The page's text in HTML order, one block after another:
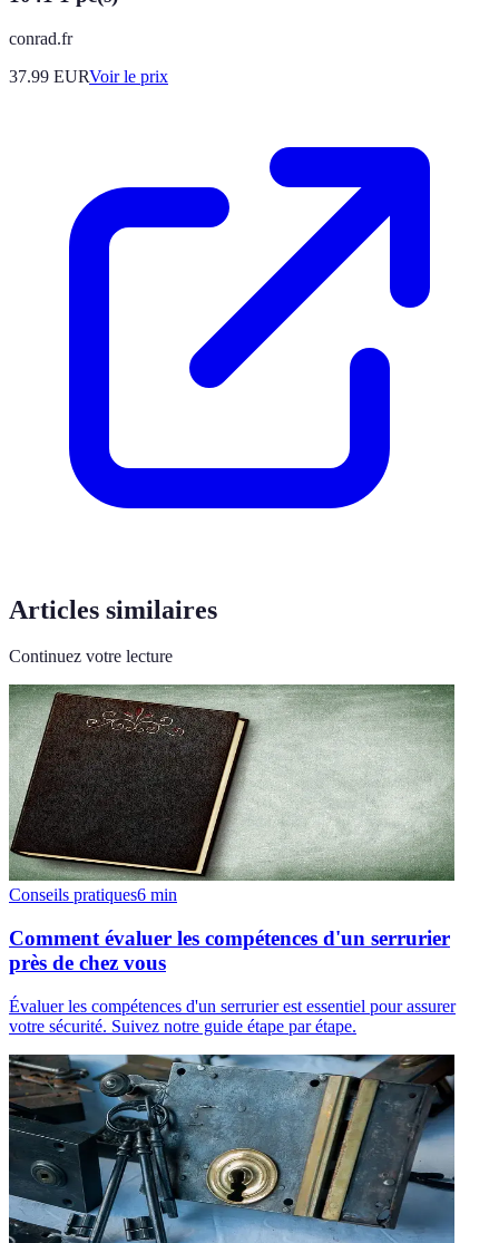
conrad.fr
37.99 EURVoir le prix
Articles similaires
Continuez votre lecture
Conseils pratiques6 min
Comment évaluer les compétences d'un serrurier
près de chez vous
Évaluer les compétences d'un serrurier est essentiel pour assurer
votre sécurité. Suivez notre guide étape par étape.